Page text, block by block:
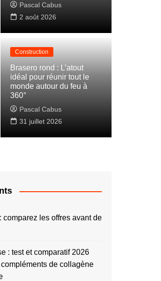
Pascal Cabus
2 août 2026
Construction
Brasero rond : L’atout
idéal pour réunir tout le
monde autour du feu à
360°
Pascal Cabus
31 juillet 2026
comparez les offres avant de
: test et comparatif 2026
de collagène